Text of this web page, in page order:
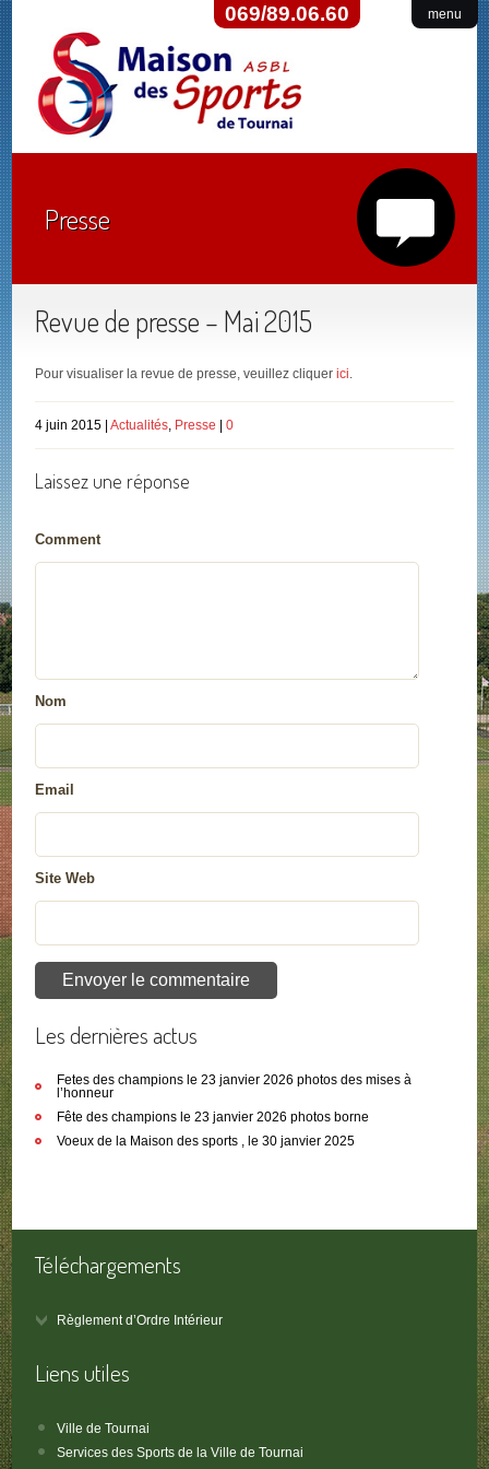
menu
069/89.06.60
Presse
Revue de presse – Mai 2015
Pour visualiser la revue de presse, veuillez cliquerici.
4 juin 2015 |Actualités, Presse |0
Laissez une réponse
Comment
Nom
Email
Site Web
Les dernières actus
Fetes des champions le 23 janvier 2026 photos des mises à
l’honneur
Fête des champions le 23 janvier 2026 photos borne
Voeux de la Maison des sports , le 30 janvier 2025
Téléchargements
Règlement d’Ordre Intérieur
Liens utiles
Ville de Tournai
Services des Sports de la Ville de Tournai